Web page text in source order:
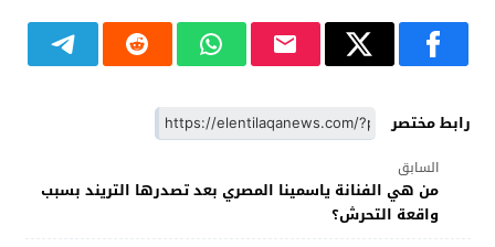
رابط مختصر
السابق
من هي الفنانة ياسمينا المصري بعد تصدرها التريند بسبب
واقعة التحرش؟